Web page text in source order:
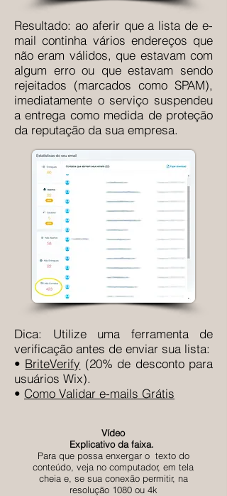
Resultado: ao aferir que a lista de e-
mail continha vários endereços que
não eram válidos, que estavam com
algum erro ou que estavam sendo
rejeitados (marcados como SPAM),
imediatamente o serviço suspendeu
a entrega como medida de proteção
da reputação da sua empresa.
Dica: Utilize uma ferramenta de
verificação antes de enviar sua lista:
• BriteVerify (20% de desconto para
usuários Wix).
• Como Validar e-mails Grátis
Vídeo
Explicativo da faixa.
Para que possa enxergar o texto do
conteúdo, veja no computador, em tela
cheia e, se sua conexão permitir, na
resolução 1080 ou 4k